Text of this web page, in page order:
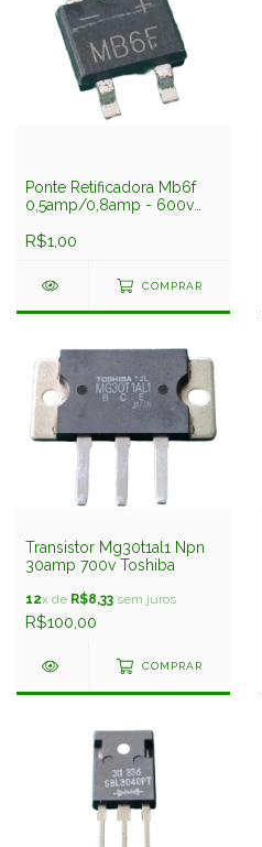
Ponte Retificadora Mb6f
0,5amp/0,8amp - 600v
R$1,00
COMPRAR
Transistor Mg30t1al1 Npn
30amp 700v Toshiba
12x de R$8,33 sem juros
R$100,00
COMPRAR